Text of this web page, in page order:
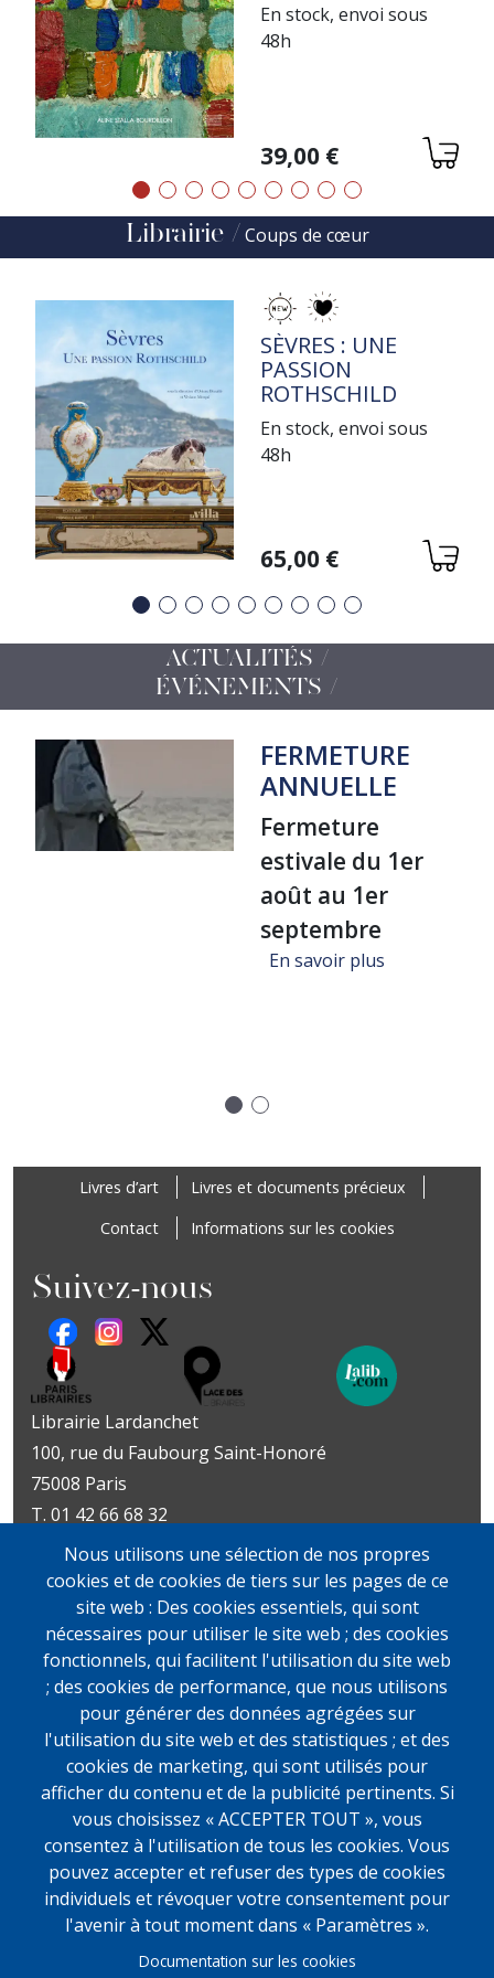
En stock, envoi sous
48h
Variations
39,00 €
Précédent
Suivant
Librairie Coups de cœur
TITRE
SÈVRES : UNE
PASSION
ROTHSCHILD
En stock, envoi sous
48h
Variations
65,00 €
Précédent
Suivant
ACTUALITÉS /
ÉVÉNEMENTS
FERMETURE
ANNUELLE
Fermeture
estivale du 1er
août au 1er
septembre
En savoir plus
Livres d’art
Livres et documents précieux
Contact
Informations sur les cookies
Suivez-nous
Librairie Lardanchet
100, rue du Faubourg Saint-Honoré
75008 Paris
T. 01 42 66 68 32
Métro : Miromesnil | St-Philippe-du-Roule
Livres d’art
Du mardi au vendredi
10h-19h
samedi
11h-13h et 14h-19h
Livres et documents
précieux
Lundi sur rendez-vous
Du mardi au vendredi
10h-19h
samedi
11h-13h et 14h-19h
Nous utilisons une sélection de nos propres
cookies et de cookies de tiers sur les pages de ce
site web : Des cookies essentiels, qui sont
nécessaires pour utiliser le site web ; des cookies
fonctionnels, qui facilitent l'utilisation du site web
; des cookies de performance, que nous utilisons
pour générer des données agrégées sur
l'utilisation du site web et des statistiques ; et des
cookies de marketing, qui sont utilisés pour
afficher du contenu et de la publicité pertinents. Si
vous choisissez « ACCEPTER TOUT », vous
consentez à l'utilisation de tous les cookies. Vous
pouvez accepter et refuser des types de cookies
individuels et révoquer votre consentement pour
l'avenir à tout moment dans « Paramètres ».
Documentation sur les cookies